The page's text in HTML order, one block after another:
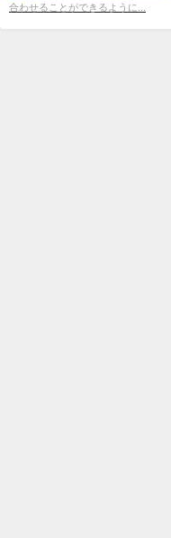
合わせることができるように...